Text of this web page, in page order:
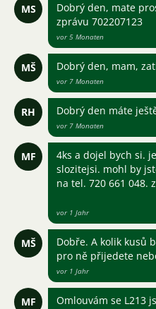
MS
Dobrý den, mate
zprávu 702207123
vor 5 Monaten
MŠ Dobrý den, mam,
vor 7 Monaten
RH Dobrý den máte
vor 7 Monaten
MF
4ks a dojel bych si.
slozitejsi. mohl by
na tel. 720 661 048.
vor 1 Jahr
MŠ
Dobře. A kolik kusů
pro ně přijedete
vor 1 Jahr
MF Omlouvám se L213